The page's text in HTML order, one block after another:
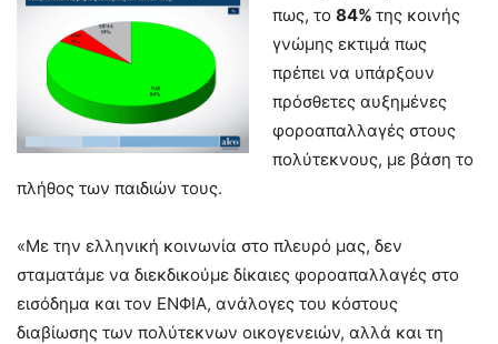
πως, το 84% της κοινής
γνώμης εκτιμά πως
πρέπει να υπάρξουν
πρόσθετες αυξημένες
φοροαπαλλαγές στους
πολύτεκνους, με βάση το
πλήθος των παιδιών τους.
«Με την ελληνική κοινωνία στο πλευρό μας, δεν
σταματάμε να διεκδικούμε δίκαιες φοροαπαλλαγές στο
εισόδημα και τον ΕΝΦΙΑ, ανάλογες του κόστους
διαβίωσης των πολύτεκνων οικογενειών, αλλά και τη